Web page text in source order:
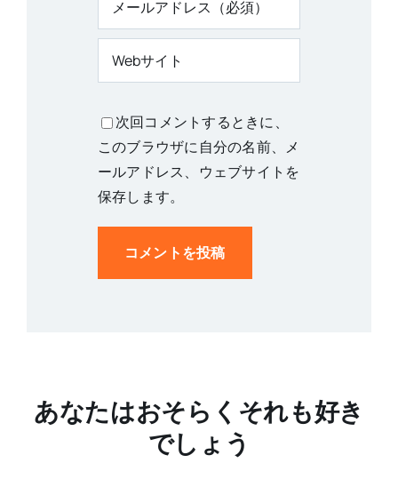
次回コメントするときに、
このブラウザに自分の名前、メ
ールアドレス、ウェブサイトを
保存します。
あなたはおそらくそれも好き
でしょう